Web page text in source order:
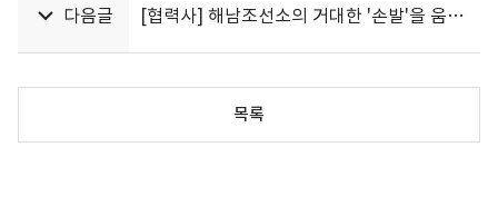
다음글 [협력사] 해남조선소의 거대한 '손발'을 움직이는 대승기업을 소개합니다.
목록